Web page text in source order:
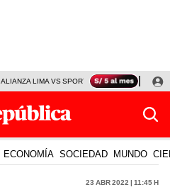
ALIANZA LIMA VS SPORT BOYS JORGE
ECONOMÍA SOCIEDAD MUNDO
23 Abr 2022 | 11:45 h